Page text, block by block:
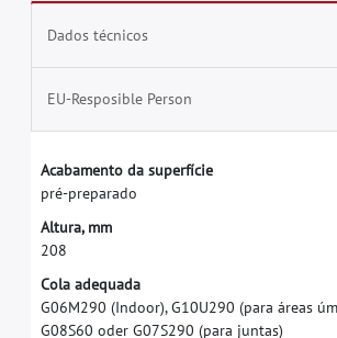
Dados técnicos
EU-Resposible Person
Acabamento da superfície
pré-preparado
Altura, mm
208
Cola adequada
G06M290 (Indoor), G10U290 (para áreas úm
G08S60 oder G07S290 (para juntas)